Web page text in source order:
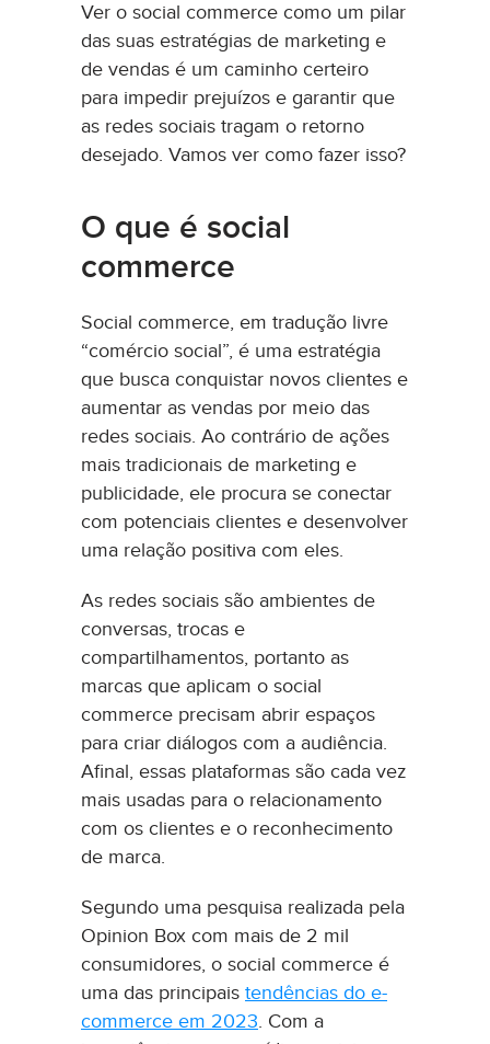
Ver o social commerce como um pilar
das suas estratégias de marketing e
de vendas é um caminho certeiro
para impedir prejuízos e garantir que
as redes sociais tragam o retorno
desejado. Vamos ver como fazer isso?
O que é social
commerce
Social commerce, em tradução livre
“comércio social”, é uma estratégia
que busca conquistar novos clientes e
aumentar as vendas por meio das
redes sociais. Ao contrário de ações
mais tradicionais de marketing e
publicidade, ele procura se conectar
com potenciais clientes e desenvolver
uma relação positiva com eles.
As redes sociais são ambientes de
conversas, trocas e
compartilhamentos, portanto as
marcas que aplicam o social
commerce precisam abrir espaços
para criar diálogos com a audiência.
Afinal, essas plataformas são cada vez
mais usadas para o relacionamento
com os clientes e o reconhecimento
de marca.
Segundo uma pesquisa realizada pela
Opinion Box com mais de 2 mil
consumidores, o social commerce é
uma das principais tendências do e-
commerce em 2023. Com a